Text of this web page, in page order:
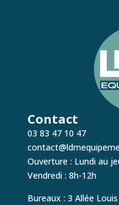
Contact
03 83 47 10 47
Ouverture : Lundi au
Vendredi : 8h-12h
Bureaux : 3 Allée